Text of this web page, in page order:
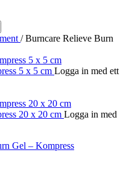
/ Burncare Relieve Burn
5 x 5 cm Logga in med ett
20 x 20 cm Logga in med